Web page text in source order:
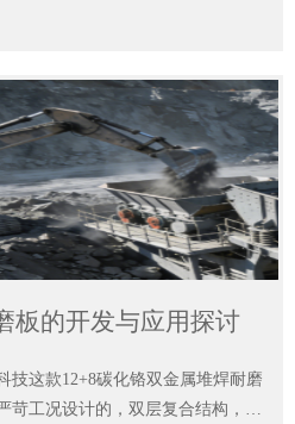
板的开发与应用探讨
技这款12+8碳化铬双金属堆焊耐磨
苛工况设计的，双层复合结构，既